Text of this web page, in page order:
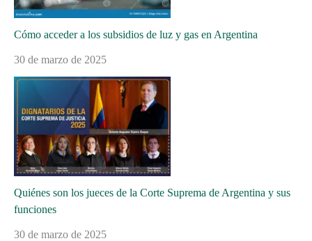
Cómo acceder a los subsidios de luz y gas en Argentina
30 de marzo de 2025
Quiénes son los jueces de la Corte Suprema de Argentina y sus
funciones
30 de marzo de 2025